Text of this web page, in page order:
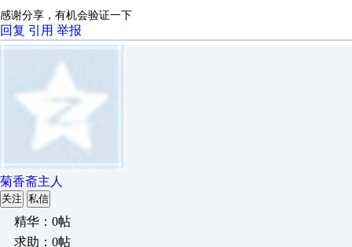
感谢分享，有机会验证一下
回复 引用 举报
菊香斋主人
关注 私信
精华：0帖
求助：0帖